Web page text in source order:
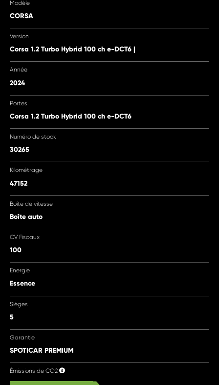
Modèle
CORSA
Version
Corsa 1.2 Turbo Hybrid 100 ch e-DCT6 |
Année
2024
Portes
Corsa 1.2 Turbo Hybrid 100 ch e-DCT6
Numéro de stock
30265
Kilométrage
47152
Boîte de vitesse
Boîte auto
CV Fiscaux
100
Energie
Essence
Sièges
5
Garantie
SPOTICAR PREMIUM
Émissions de CO2